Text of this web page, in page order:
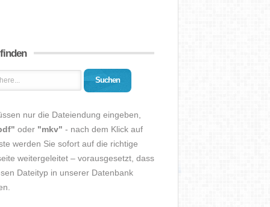
Suchen
nur die Dateiendung eingeben,
oder "mkv" - nach dem Klick auf
werden Sie sofort auf die richtige
weitergeleitet – vorausgesetzt, dass
Dateityp in unserer Datenbank